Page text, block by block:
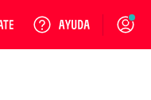
Login